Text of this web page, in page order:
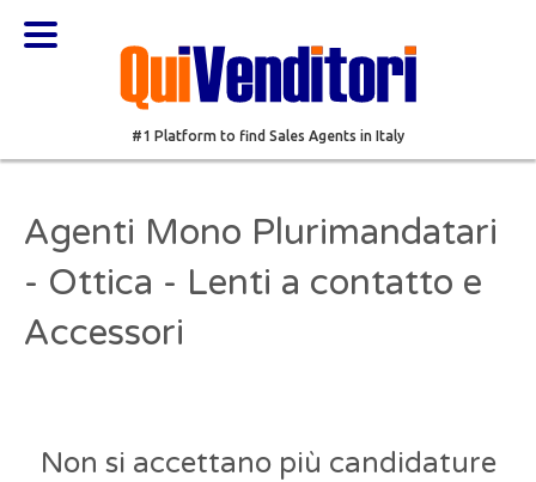
#1 Platform to find Sales Agents in Italy
Agenti Mono Plurimandatari
- Ottica - Lenti a contatto e
Accessori
Non si accettano più candidature